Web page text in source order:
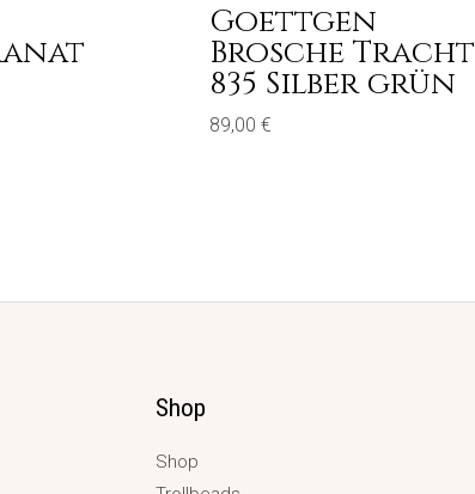
Goettgen
Brosche Tracht
835 Silber grün
89,00 €
Shop
Shop